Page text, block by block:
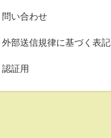
問い合わせ
外部送信規律に基づく表記
認証用